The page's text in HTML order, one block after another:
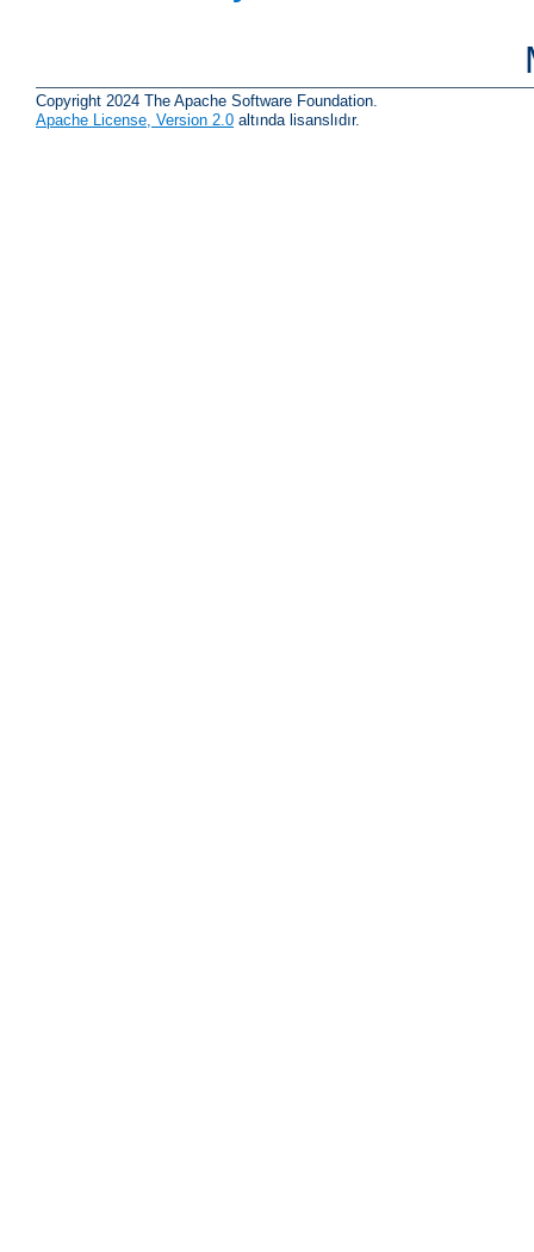
Copyright 2024 The Apache Software Foundation.
Apache License, Version 2.0 altında lisanslıdır.